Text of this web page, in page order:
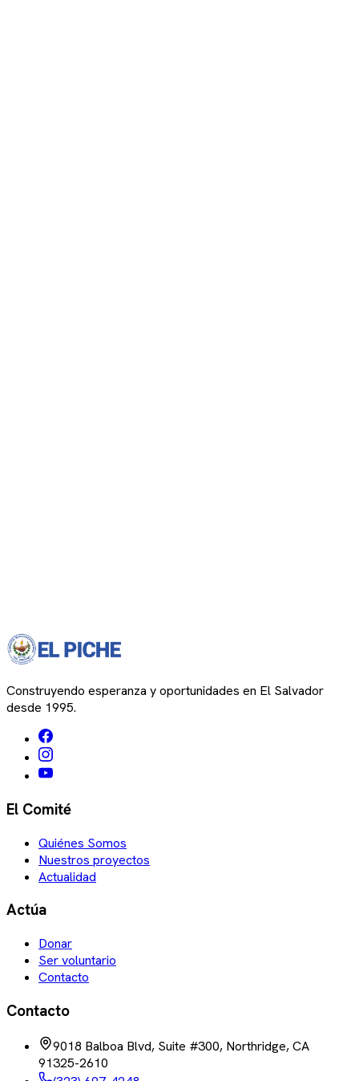
Construyendo esperanza y oportunidades en El Salvador
desde 1995.
El Comité
Quiénes Somos
Nuestros proyectos
Actualidad
Actúa
Donar
Ser voluntario
Contacto
Contacto
9018 Balboa Blvd, Suite #300, Northridge, CA
91325-2610